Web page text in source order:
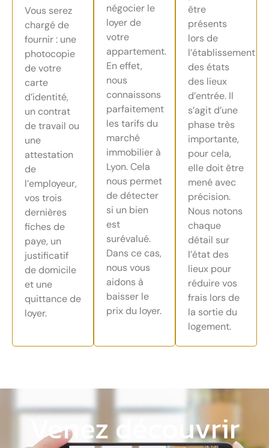
Vous serez
chargé de
fournir : une
photocopie
de votre
carte
d’identité,
un contrat
de travail ou
une
attestation
de
l’employeur,
vos trois
dernières
fiches de
paye, un
justificatif
de domicile
et une
quittance de
loyer.
négocier le
loyer de
votre
appartement.
En effet,
nous
connaissons
parfaitement
les tarifs du
marché
immobilier à
Lyon. Cela
nous permet
de détecter
si un bien
est
surévalué.
Dans ce cas,
nous vous
aidons à
baisser le
prix du loyer.
être
présents
lors de
l’établissement
des états
des lieux
d’entrée. Il
s’agit d’une
phase très
importante,
pour cela,
elle doit être
mené avec
précision.
Nous notons
chaque
détail sur
l’état des
lieux pour
réduire vos
frais lors de
la sortie du
logement.
Venez découvrir